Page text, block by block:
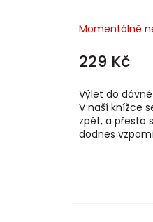
Momentálně
229 Kč
Výlet do
V naší knížce
zpět, a přesto
dodnes